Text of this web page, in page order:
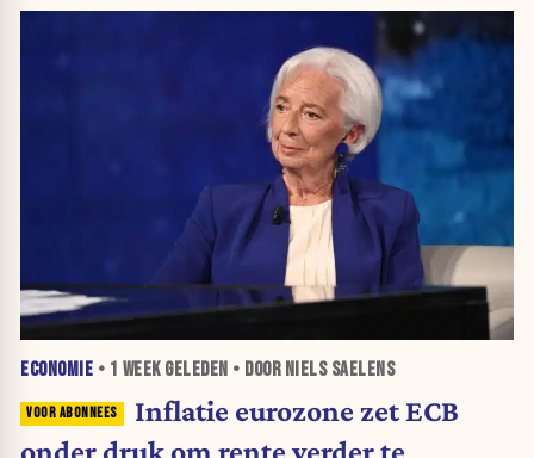
ECONOMIE • 1 WEEKGELEDEN • DOOR NIELS SAELENS
Inflatie eurozone zet ECB
onder druk om rente verder te